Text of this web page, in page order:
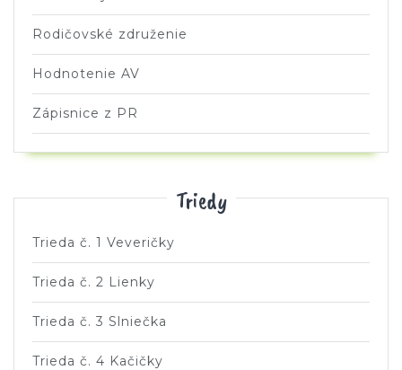
Rodičovské združenie
Hodnotenie AV
Zápisnice z PR
Triedy
Trieda č. 1 Veveričky
Trieda č. 2 Lienky
Trieda č. 3 Slniečka
Trieda č. 4 Kačičky